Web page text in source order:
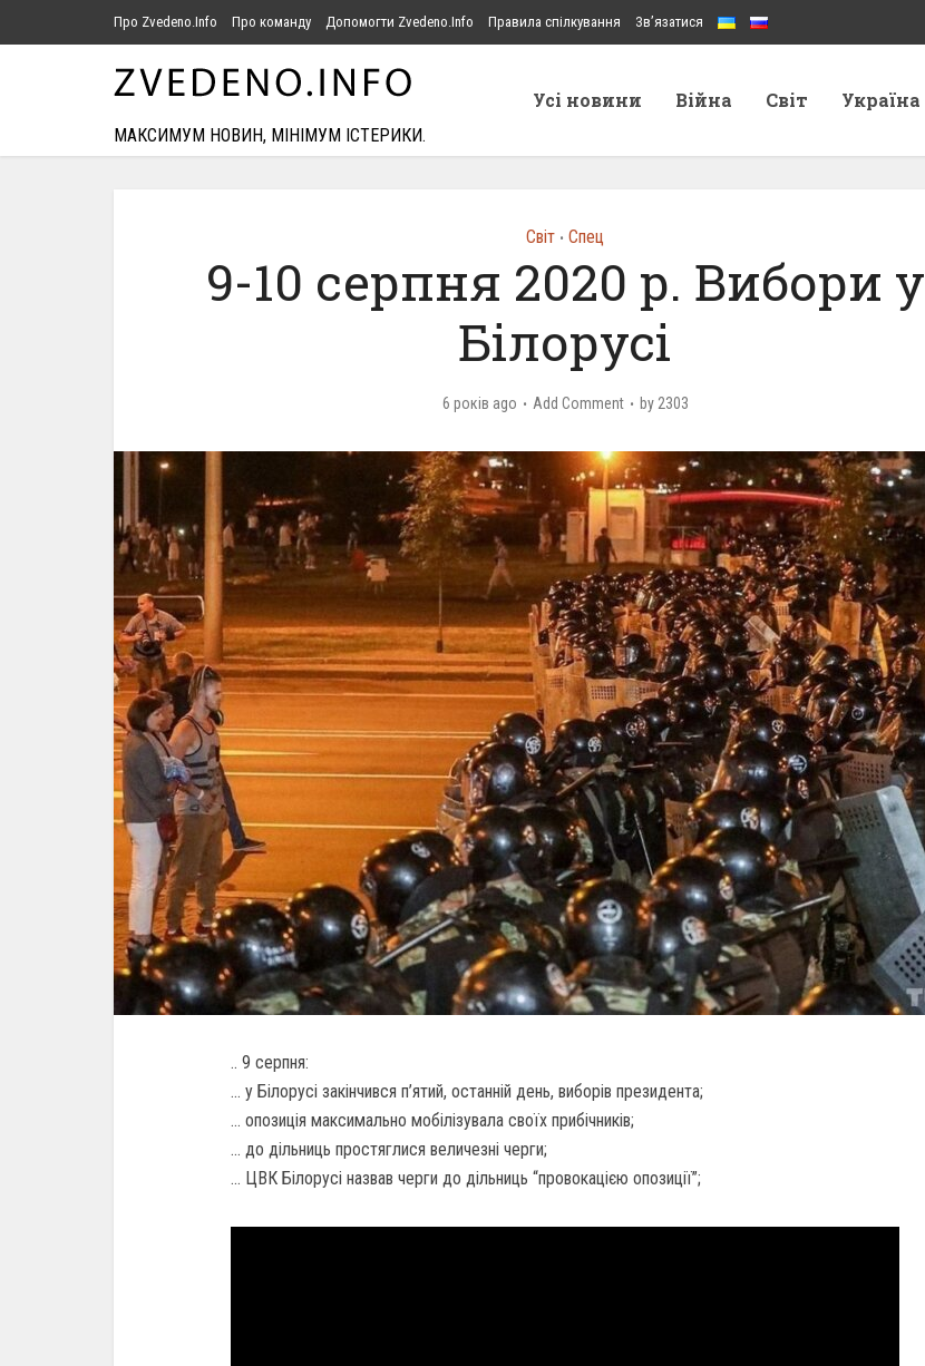
Про Zvedeno.Info Про команду Допомогти Zvedeno.Info Правила спілкування Зв’язатися
МАКСИМУМ НОВИН, МІНІМУМ ІСТЕРИКИ.
Усі новини Війна Світ Україна
Світ • Спец
9-10 серпня 2020 р. Вибори у
Білорусі
6 років ago Add Comment by 2303
.. 9 серпня:
… у Білорусі закінчився п’ятий, останній день, виборів президента;
… опозиція максимально мобілізувала своїх прибічників;
… до дільниць простяглися величезні черги;
… ЦВК Білорусі назвав черги до дільниць “провокацією опозиції”;